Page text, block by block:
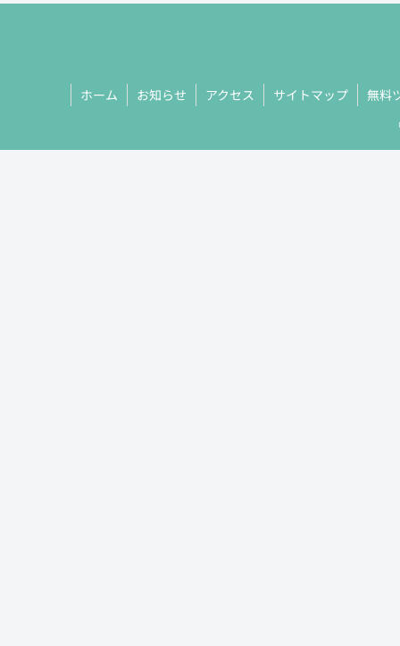
ホーム お知らせ アクセス サイトマップ
無料